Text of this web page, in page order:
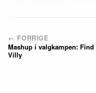
← FORRIGE
Mashup i valgkampen: Find
Villy